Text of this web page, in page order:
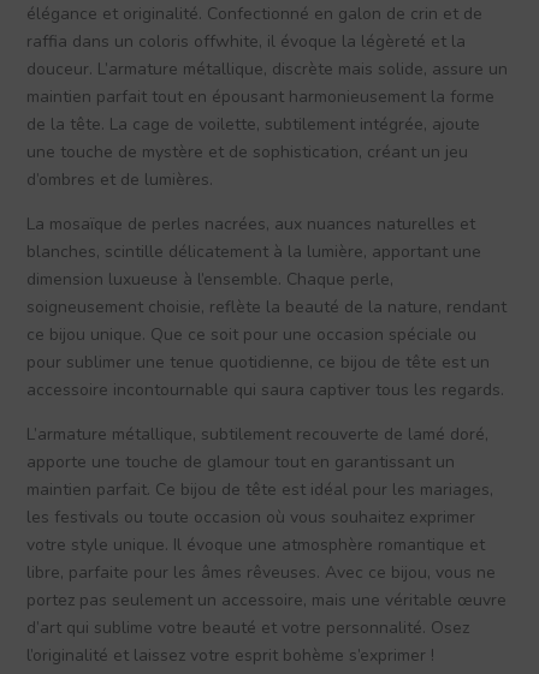
élégance et originalité. Confectionné en galon de crin et de
raffia dans un coloris offwhite, il évoque la légèreté et la
douceur. L’armature métallique, discrète mais solide, assure un
maintien parfait tout en épousant harmonieusement la forme
de la tête. La cage de voilette, subtilement intégrée, ajoute
une touche de mystère et de sophistication, créant un jeu
d’ombres et de lumières.
La mosaïque de perles nacrées, aux nuances naturelles et
blanches, scintille délicatement à la lumière, apportant une
dimension luxueuse à l’ensemble. Chaque perle,
soigneusement choisie, reflète la beauté de la nature, rendant
ce bijou unique. Que ce soit pour une occasion spéciale ou
pour sublimer une tenue quotidienne, ce bijou de tête est un
accessoire incontournable qui saura captiver tous les regards.
L’armature métallique, subtilement recouverte de lamé doré,
apporte une touche de glamour tout en garantissant un
maintien parfait. Ce bijou de tête est idéal pour les mariages,
les festivals ou toute occasion où vous souhaitez exprimer
votre style unique. Il évoque une atmosphère romantique et
libre, parfaite pour les âmes rêveuses. Avec ce bijou, vous ne
portez pas seulement un accessoire, mais une véritable œuvre
d’art qui sublime votre beauté et votre personnalité. Osez
l’originalité et laissez votre esprit bohème s’exprimer !